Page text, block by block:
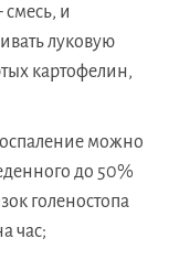
смесь, и
луковую
картофелин,
можно
до 50%
голеностопа
час;